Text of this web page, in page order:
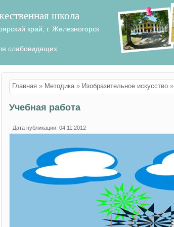
школа
край, г. Железногорск
слабовидящих
Вы здесь
Главная » Методика» Изобразительное искусство»
Учебная работа
Дата публикации: 04.11.2012